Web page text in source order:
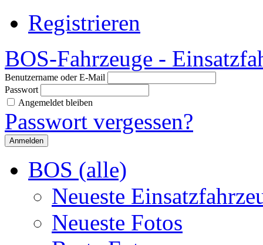
Registrieren
BOS-Fahrzeuge -
Benutzername oder E-Mail
Passwort
Angemeldet bleiben
Passwort vergessen?
BOS (alle)
Neueste
Neueste Fotos